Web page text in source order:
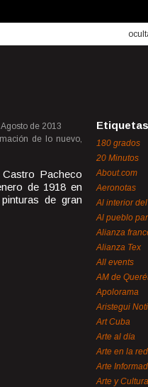
de 2013
de lo nuevo,
Pacheco
de 1918 en
de gran
Etiquetas
180 grados
20 Minutos
About.com
Aeronotas
Al interior
Al pueblo
Alianza
Alianza Tex
All events
AM de
Apolorama
Aristegui
Art Cuba
Arte al día
Arte en la red
Arte
Arte y Cultura